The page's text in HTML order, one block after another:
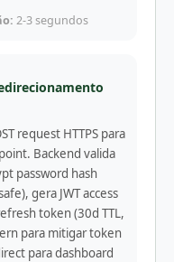
2-3 segundos
request HTTPS para
Backend valida
password hash
gera JWT access
token (30d TTL,
para mitigar token
para dashboard